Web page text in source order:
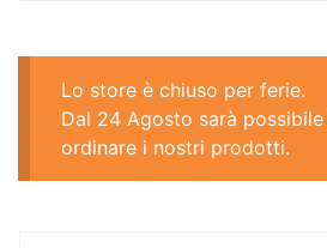
Lo store è chiuso per ferie.
Dal 24 Agosto sarà
ordinare i nostri prodotti.